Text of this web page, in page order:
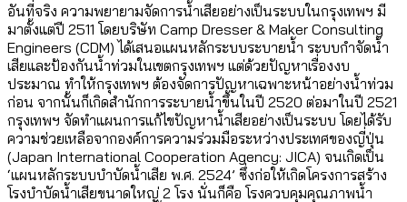
อันที่จริง ความพยายามจัดการน้ำเสียอย่างเป็นระบบในกรุงเทพฯ มี
มาตั้งแต่ปี 2511 โดยบริษัท Camp Dresser & Maker Consulting
Engineers (CDM) ได้เสนอแผนหลักระบบระบายน้ำ ระบบกำจัดน้ำ
เสียและป้องกันน้ำท่วมในเขตกรุงเทพฯ แต่ด้วยปัญหาเรื่องงบ
ประมาณ ทำให้กรุงเทพฯ ต้องจัดการปัญหาเฉพาะหน้าอย่างน้ำท่วม
ก่อน จากนั้นก็เกิดสำนักการระบายน้ำขึ้นในปี 2520 ต่อมาในปี 2521
กรุงเทพฯ จัดทำแผนการแก้ไขปัญหาน้ำเสียอย่างเป็นระบบ โดยได้รับ
ความช่วยเหลือจากองค์การความร่วมมือระหว่างประเทศของญี่ปุ่น
(Japan International Cooperation Agency: JICA) จนเกิดเป็น
‘แผนหลักระบบบำบัดน้ำเสีย พ.ศ. 2524’ ซึ่งก่อให้เกิดโครงการสร้าง
โรงบำบัดน้ำเสียขนาดใหญ่ 2 โรง นั่นก็คือ โรงควบคุมคุณภาพน้ำ